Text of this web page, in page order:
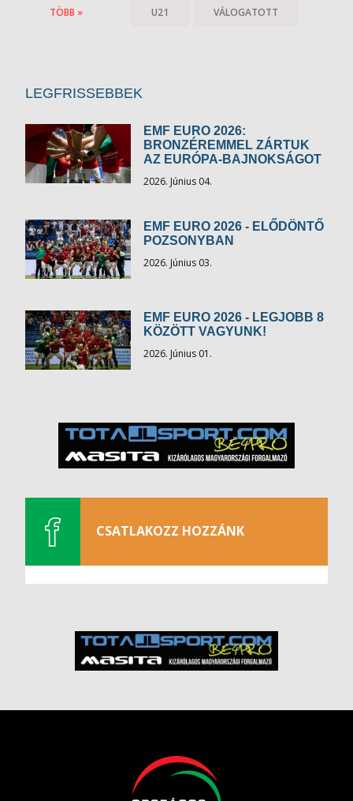
U21 VÁLOGATOTT
TÖBB »
LEGFRISSEBBEK
EMF EURO 2026:
BRONZÉREMMEL ZÁRTUK
AZ EURÓPA-BAJNOKSÁGOT
2026. Június 04.
EMF EURO 2026 - ELŐDÖNTŐ
POZSONYBAN
2026. Június 03.
EMF EURO 2026 - LEGJOBB 8
KÖZÖTT VAGYUNK!
2026. Június 01.
CSATLAKOZZ HOZZÁNK